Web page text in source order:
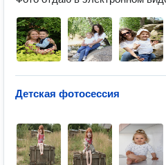
Детская фотосессия